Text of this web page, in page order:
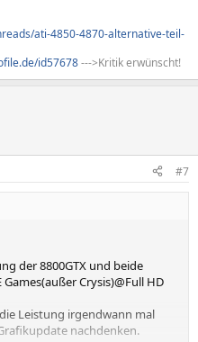
ati-4850-4870-alternative-teil-
id57678--->Kritik erwünscht!
#7
der 8800GTX und beide
Crysis)@Full HD
Leistung irgendwann mal
nachdenken.